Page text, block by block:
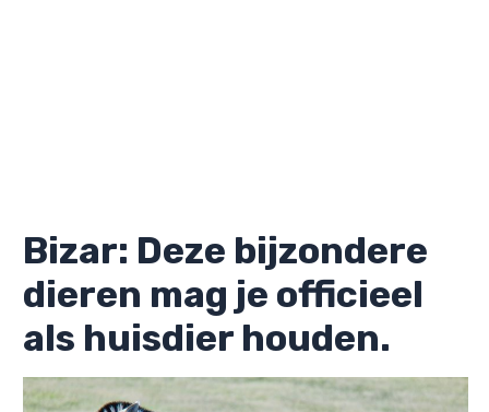
Bizar: Deze bijzondere
dieren mag je officieel
als huisdier houden.